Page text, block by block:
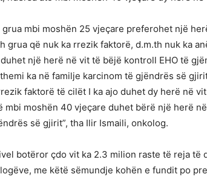
grua mbi moshën 25 vjeçare preferohet një
grua që nuk ka rrezik faktorë, d.m.th nuk ka
një herë në vit të bëjë kontroll EHO të
ka në familje karcinom të gjëndrës së
faktorë të cilët I ka ajo duhet dy herë në
mbi moshën 40 vjeçare duhet bërë një herë
së gjirit”, tha Ilir Ismaili, onkolog.
botëror çdo vit ka 2.3 milion raste të reja të
me këtë sëmundje kohën e fundit po